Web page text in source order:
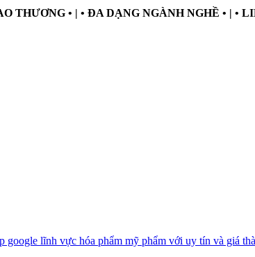
THƯƠNG • | • ĐA DẠNG NGÀNH NGHỀ • | •
google lĩnh vực hóa phẩm mỹ phẩm với uy tín và giá